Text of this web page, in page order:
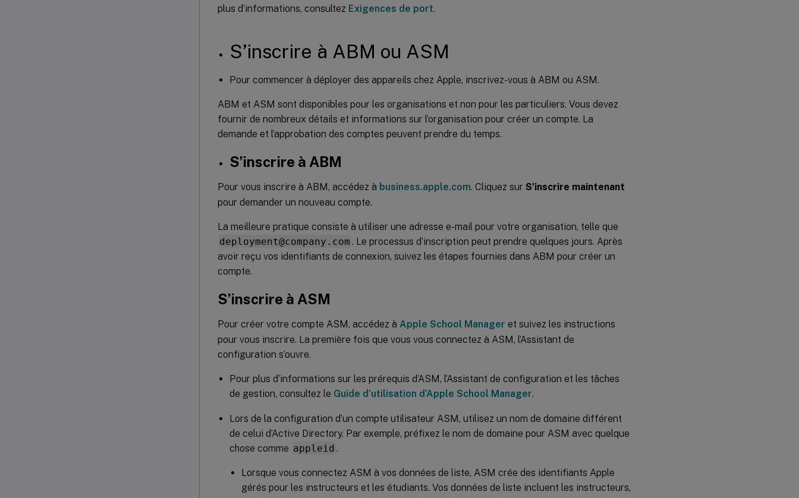
plus d’informations, consultez Exigences de port.
S’inscrire à ABM ou ASM
Pour commencer à déployer des appareils chez Apple, inscrivez-vous à ABM ou ASM.
ABM et ASM sont disponibles pour les organisations et non pour les particuliers. Vous devez
fournir de nombreux détails et informations sur l’organisation pour créer un compte. La
demande et l’approbation des comptes peuvent prendre du temps.
S’inscrire à ABM
Pour vous inscrire à ABM, accédez à business.apple.com. Cliquez sur S’inscrire maintenant
pour demander un nouveau compte.
La meilleure pratique consiste à utiliser une adresse e-mail pour votre organisation, telle que
deployment@company.com . Le processus d’inscription peut prendre quelques jours. Après
avoir reçu vos identifiants de connexion, suivez les étapes fournies dans ABM pour créer un
compte.
S’inscrire à ASM
Pour créer votre compte ASM, accédez à Apple School Manager et suivez les instructions
pour vous inscrire. La première fois que vous vous connectez à ASM, l’Assistant de
configuration s’ouvre.
Pour plus d’informations sur les prérequis d’ASM, l’Assistant de configuration et les tâches
de gestion, consultez le Guide d’utilisation d’Apple School Manager.
Lors de la configuration d’un compte utilisateur ASM, utilisez un nom de domaine différent
de celui d’Active Directory. Par exemple, préfixez le nom de domaine pour ASM avec quelque
chose comme appleid .
Lorsque vous connectez ASM à vos données de liste, ASM crée des identifiants Apple
gérés pour les instructeurs et les étudiants. Vos données de liste incluent les instructeurs,